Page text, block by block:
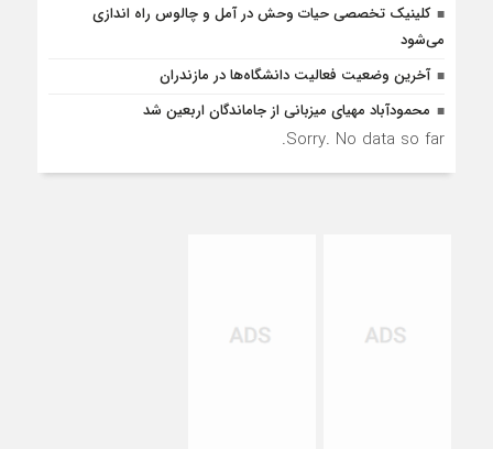
کلینیک تخصصی حیات وحش در آمل و چالوس راه اندازی
می‌شود
آخرین وضعیت فعالیت دانشگاه‌ها در مازندران
محمودآباد مهیای میزبانی از جاماندگان اربعین شد
Sorry. No data so far.